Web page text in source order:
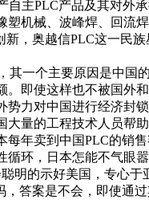
自主PLC产品及其对外
塑机械、波峰焊、回流
，奥越信PLC这一民
一个主要原因是中国
。即使这样也不被国外
势力对中国进行经济封
大量的工程技术人员帮
每年卖到中国PLC的销
循环，日本怎能不气眼
的示好美国，专心于
答案是不会，即使通